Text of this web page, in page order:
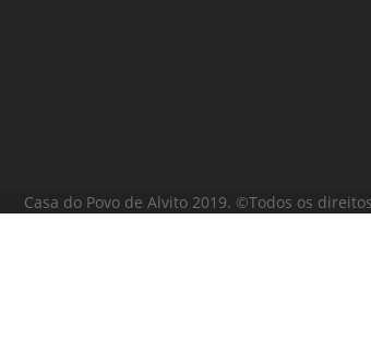
Casa do Povo de Alvito 2019. ©Todos os